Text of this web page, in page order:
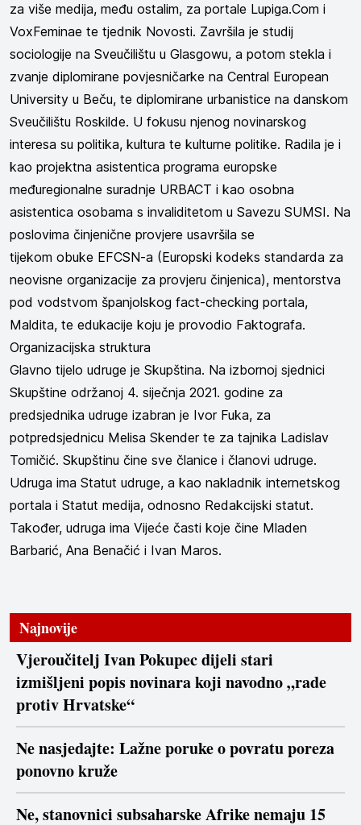
za više medija, među ostalim, za portale Lupiga.Com i
VoxFeminae te tjednik Novosti. Završila je studij
sociologije na Sveučilištu u Glasgowu, a potom stekla i
zvanje diplomirane povjesničarke na Central European
University u Beču, te diplomirane urbanistice na danskom
Sveučilištu Roskilde. U fokusu njenog novinarskog
interesa su politika, kultura te kulturne politike. Radila je i
kao projektna asistentica programa europske
međuregionalne suradnje URBACT i kao osobna
asistentica osobama s invaliditetom u Savezu SUMSI. Na
poslovima činjenične provjere usavršila se
tijekom obuke EFCSN-a (Europski kodeks standarda za
neovisne organizacije za provjeru činjenica), mentorstva
pod vodstvom španjolskog fact-checking portala,
Maldita, te edukacije koju je provodio Faktografa.
Organizacijska struktura
Glavno tijelo udruge je Skupština. Na izbornoj sjednici
Skupštine održanoj 4. siječnja 2021. godine za
predsjednika udruge izabran je Ivor Fuka, za
potpredsjednicu Melisa Skender te za tajnika Ladislav
Tomičić. Skupštinu čine sve članice i članovi udruge.
Udruga ima Statut udruge, a kao nakladnik internetskog
portala i Statut medija, odnosno Redakcijski statut.
Također, udruga ima Vijeće časti koje čine Mladen
Barbarić, Ana Benačić i Ivan Maros.
Najnovije
Vjeroučitelj Ivan Pokupec dijeli stari
izmišljeni popis novinara koji navodno „rade
protiv Hrvatske“
Ne nasjedajte: Lažne poruke o povratu poreza
ponovno kruže
Ne, stanovnici subsaharske Afrike nemaju 15